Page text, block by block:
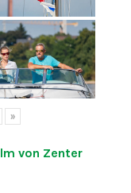
»
von Zenter